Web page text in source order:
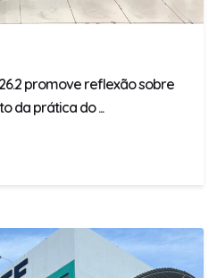
promove reflexão sobre
da prática do ...